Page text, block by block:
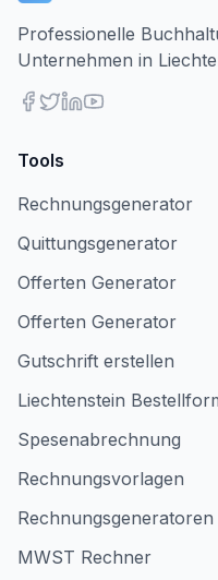
Professionelle
Unternehmen in
Tools
Rechnungsgenerator
Quittungsgenerator
Offerten Generator
Offerten Generator
Gutschrift erstellen
Liechtenstein
Spesenabrechnung
Rechnungsvorlagen
MWST Rechner